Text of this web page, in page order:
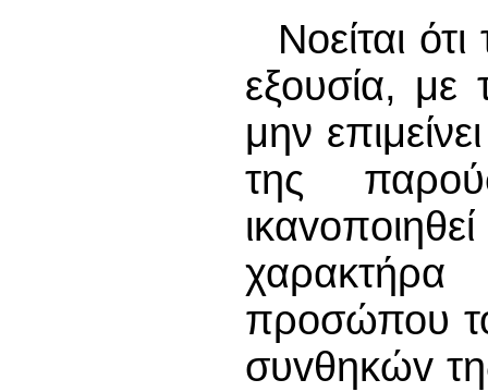
Νοείται
εξουσία, με
μην
της
προσώπου
συvθηκώv